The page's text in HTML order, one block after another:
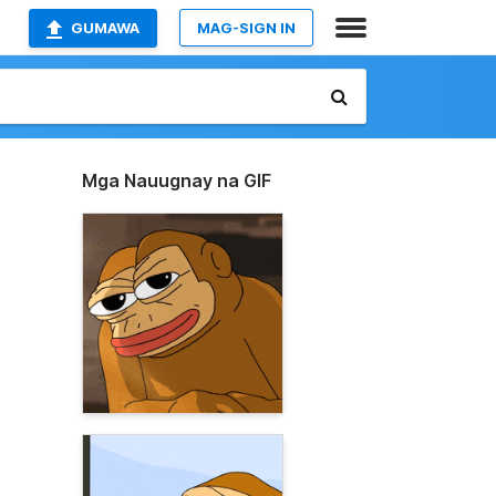
GUMAWA MAG-SIGN IN
Mga Nauugnay na GIF